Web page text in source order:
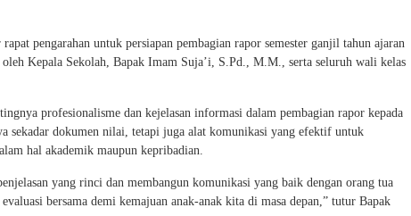
pengarahan untuk persiapan pembagian rapor semester ganjil tahun ajaran
Kepala Sekolah, Bapak Imam Suja’i, S.Pd., M.M., serta seluruh wali kelas
profesionalisme dan kejelasan informasi dalam pembagian rapor kepada
sekadar dokumen nilai, tetapi juga alat komunikasi yang efektif untuk
hal akademik maupun kepribadian.
yang rinci dan membangun komunikasi yang baik dengan orang tua
bersama demi kemajuan anak-anak kita di masa depan,” tutur Bapak